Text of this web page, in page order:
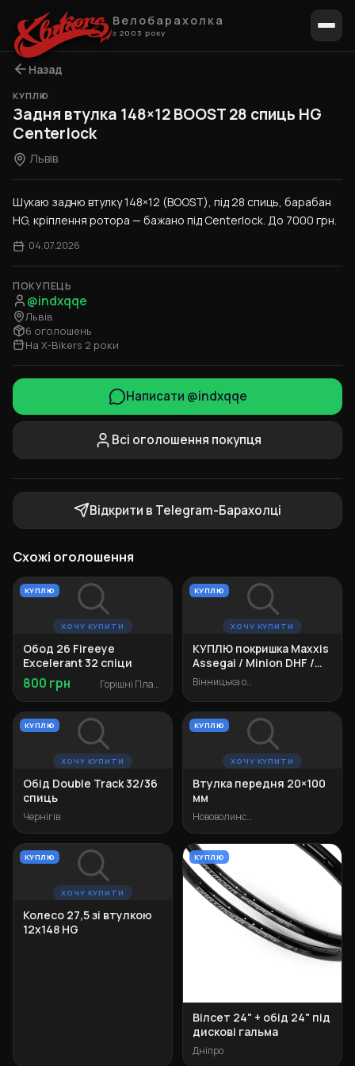
Велобарахолка
з 2003 року
Назад
КУПЛЮ
Задня втулка 148×12 BOOST 28 спиць HG
Centerlock
Львів
Шукаю задню втулку 148×12 (BOOST), під 28 спиць, барабан
HG, кріплення ротора — бажано під Centerlock. До 7000 грн.
04.07.2026
ПОКУПЕЦЬ
@indxqqe
Львів
6 оголошень
На X-Bikers 2 роки
Написати @indxqqe
Всі оголошення покупця
Відкрити в Telegram-Барахолці
Схожі оголошення
ХОЧУ КУПИТИ
КУПЛЮ
Обод 26 Fireeye
Excelerant 32 спіци
800 грн Горішні Плавні
ХОЧУ КУПИТИ
КУПЛЮ
КУПЛЮ покришка Maxxis
Assegai / Minion DHF /
Minion DHR II 26"
Вінницька область
ХОЧУ КУПИТИ
КУПЛЮ
Обід Double Track 32/36
спиць
Чернігів
ХОЧУ КУПИТИ
КУПЛЮ
Втулка передня 20×100
мм
Нововолинськ
ХОЧУ КУПИТИ
КУПЛЮ
Колесо 27,5 зі втулкою
12х148 HG
КУПЛЮ
Вілсет 24" + обід 24" під
дискові гальма
Дніпро